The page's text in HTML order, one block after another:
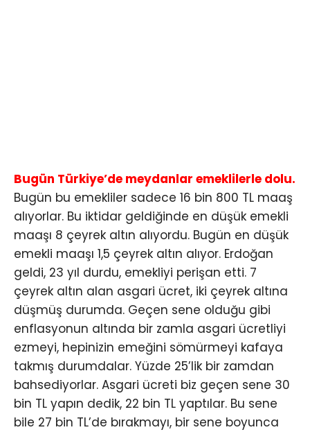
Bugün Türkiye’de meydanlar emeklilerle dolu.
Bugün bu emekliler sadece 16 bin 800 TL maaş
alıyorlar. Bu iktidar geldiğinde en düşük emekli
maaşı 8 çeyrek altın alıyordu. Bugün en düşük
emekli maaşı 1,5 çeyrek altın alıyor. Erdoğan
geldi, 23 yıl durdu, emekliyi perişan etti. 7
çeyrek altın alan asgari ücret, iki çeyrek altına
düşmüş durumda. Geçen sene olduğu gibi
enflasyonun altında bir zamla asgari ücretliyi
ezmeyi, hepinizin emeğini sömürmeyi kafaya
takmış durumdalar. Yüzde 25’lik bir zamdan
bahsediyorlar. Asgari ücreti biz geçen sene 30
bin TL yapın dedik, 22 bin TL yaptılar. Bu sene
bile 27 bin TL’de bırakmayı, bir sene boyunca